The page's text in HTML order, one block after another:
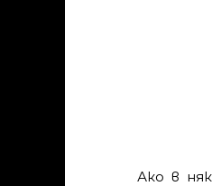
Ако в